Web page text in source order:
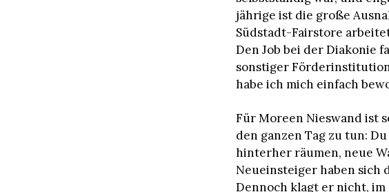
jährige ist die große
Südstadt-Fairstore
Den Job bei der Diakonie
sonstiger
habe ich mich einfach
Für Moreen Nieswand ist
den ganzen Tag zu tun:
hinterher räumen, neue
Neueinsteiger haben sich
Dennoch klagt er nicht, im